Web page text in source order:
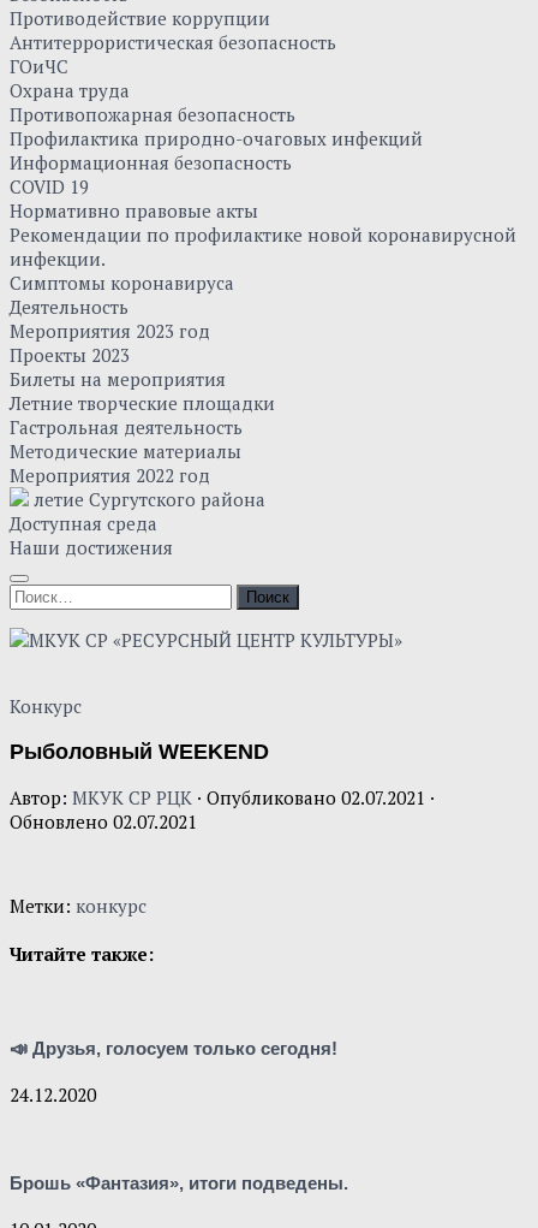
Противодействие коррупции
Антитеррористическая безопасность
ГОиЧС
Охрана труда
Противопожарная безопасность
Профилактика природно-очаговых инфекций
Информационная безопасность
COVID 19
Нормативно правовые акты
Рекомендации по профилактике новой коронавирусной
инфекции.
Симптомы коронавируса
Деятельность
Мероприятия 2023 год
Проекты 2023
Билеты на мероприятия
Летние творческие площадки
Гастрольная деятельность
Методические материалы
Мероприятия 2022 год
летие Сургутского района
Доступная среда
Наши достижения
Конкурс
Рыболовный WEEKEND
Автор: МКУК СР РЦК · Опубликовано 02.07.2021 ·
Обновлено 02.07.2021
Метки: конкурс
Читайте также:
📣 Друзья, голосуем только сегодня!
24.12.2020
Брошь «Фантазия», итоги подведены.